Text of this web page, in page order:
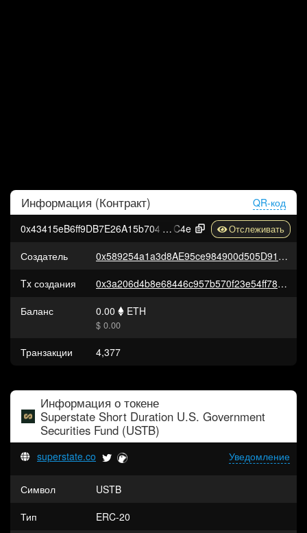
Информация (Контракт)
QR-код
0x43415eB6ff9DB7E26A15b704e7A3eDCe97d31
C4e
Создатель
0x589254a1a3d8AE95ce984900d505D91Fd3eD167e
Tx создания
0x3a206d4b8e68446c957b570f23e54ff7833c9420d3e9755e52887b7fcafacf02
Баланс
0.00 ETH
$ 0.00
Транзакции 4,377
Информация о токене
Superstate Short Duration U.S. Government
Securities Fund (USTB)
Уведомление
superstate.co
Символ
USTB
Тип
ERC-20